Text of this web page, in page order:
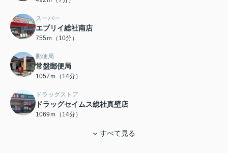
スーパー
エブリイ総社南店
755ｍ（10分）
郵便局
常盤郵便局
1057ｍ（14分）
ドラッグストア
ドラッグセイムス総社真壁店
1069ｍ（14分）
すべて見る